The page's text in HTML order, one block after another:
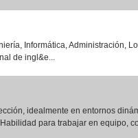
Informática, Administración,
de ingl&e...
idealmente en entornos
para trabajar en equipo,